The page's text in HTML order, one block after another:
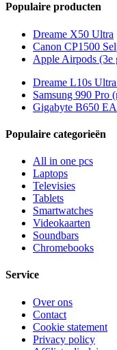
Populaire producten
Dreame X50 Ultra
Canon CP1500
Apple Airpods (3e
Dreame L10s
Samsung 990 Pro
Gigabyte B650
Populaire categorieën
All in one pcs
Laptops
Televisies
Tablets
Smartwatches
Videokaarten
Soundbars
Chromebooks
Service
Over ons
Contact
Cookie statement
Privacy policy